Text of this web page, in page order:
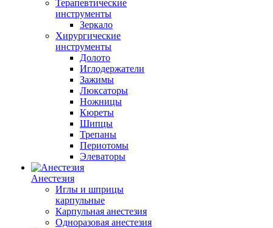
Терапевтические
инструменты
Зеркало
Хирургические
инструменты
Долото
Иглодержатели
Зажимы
Люксаторы
Ножницы
Кюреты
Шипцы
Трепаны
Периотомы
Элеваторы
Анестезия
Иглы и шприцы
карпульные
Карпульная анестезия
Одноразовая анестезия